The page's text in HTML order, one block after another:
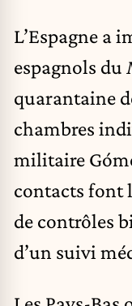
L’Espagne a
espagnols du
quarantaine
chambres
militaire
contacts font
de contrôles
d’un suivi